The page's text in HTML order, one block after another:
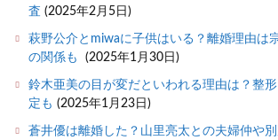
査 (2025年2月5日)
萩野公介とmiwaに子供はいる？離婚理由は
の関係も
(2025年1月30日)
鈴木亜美の目が変だといわれる理由は？整
定も (2025年1月23日)
蒼井優は離婚した？山里亮太との夫婦仲や